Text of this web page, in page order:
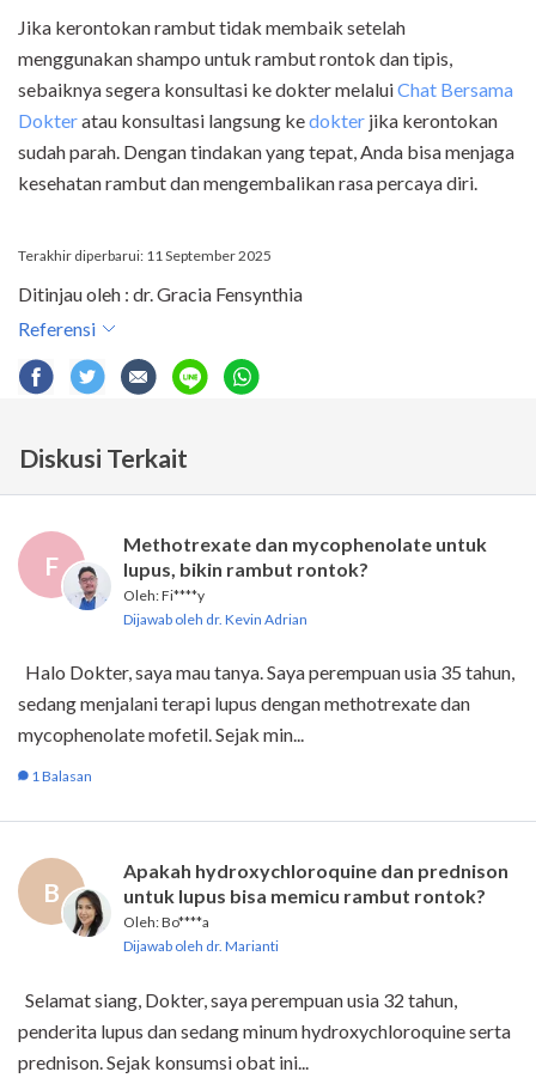
Jika kerontokan rambut tidak membaik setelah
menggunakan shampo untuk rambut rontok dan tipis,
sebaiknya segera konsultasi ke dokter melaluiChat Bersama
Dokteratau konsultasi langsung kedokter jika kerontokan
sudah parah. Dengan tindakan yang tepat, Anda bisa menjaga
kesehatan rambut dan mengembalikan rasa percaya diri.
Terakhir diperbarui: 11 September 2025